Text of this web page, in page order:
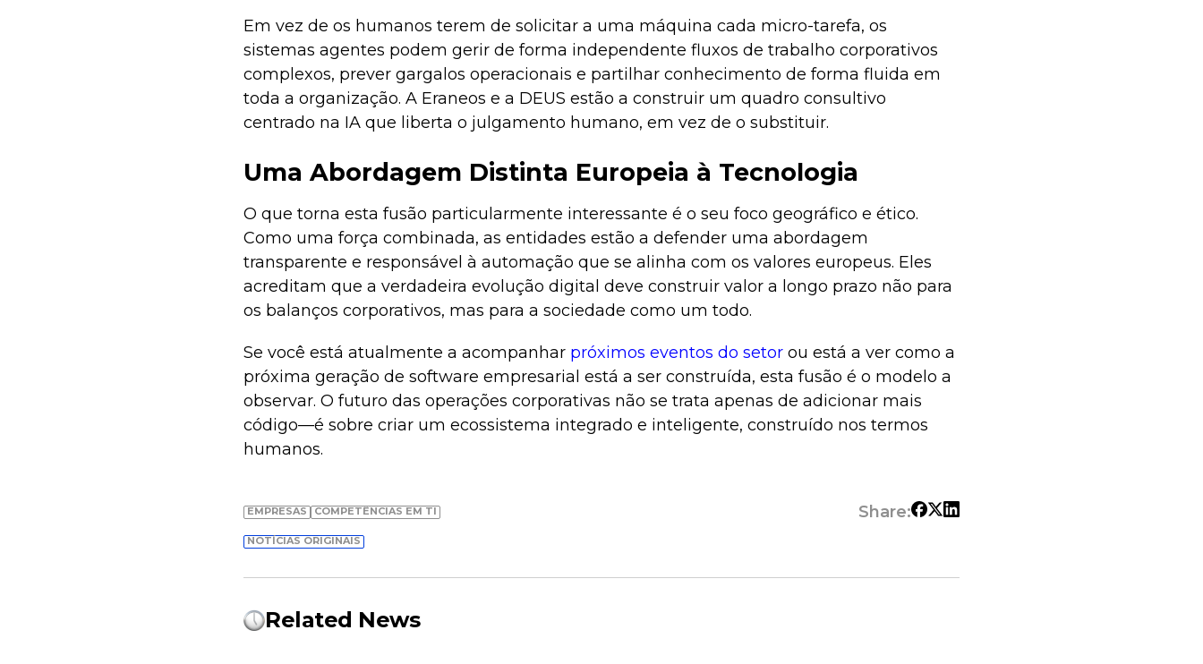
Em vez de os humanos terem de solicitar a uma máquina cada micro-tarefa, os
sistemas agentes podem gerir de forma independente fluxos de trabalho corporativos
complexos, prever gargalos operacionais e partilhar conhecimento de forma fluida em
toda a organização. A Eraneos e a DEUS estão a construir um quadro consultivo
centrado na IA que liberta o julgamento humano, em vez de o substituir.
Uma Abordagem Distinta Europeia à Tecnologia
O que torna esta fusão particularmente interessante é o seu foco geográfico e ético.
Como uma força combinada, as entidades estão a defender uma abordagem
transparente e responsável à automação que se alinha com os valores europeus. Eles
acreditam que a verdadeira evolução digital deve construir valor a longo prazo não para
os balanços corporativos, mas para a sociedade como um todo.
Se você está atualmente a acompanhar próximos eventos do setor ou está a ver como a
próxima geração de software empresarial está a ser construída, esta fusão é o modelo a
observar. O futuro das operações corporativas não se trata apenas de adicionar mais
código—é sobre criar um ecossistema integrado e inteligente, construído nos termos
humanos.
EMPRESAS COMPETÊNCIAS EM TI Share:
NOTÍCIAS ORIGINAIS
Related News